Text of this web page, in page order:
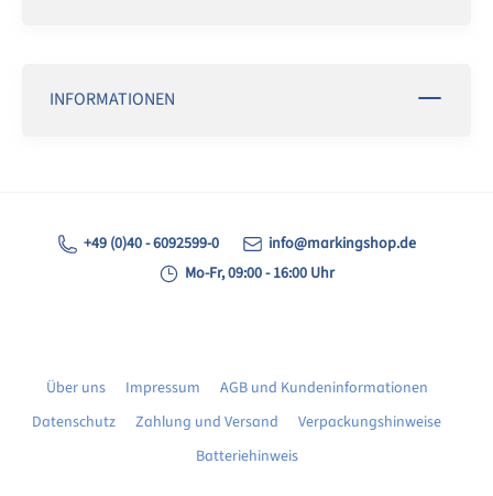
INFORMATIONEN
+49 (0)40 - 6092599-0
info@markingshop.de
Mo-Fr, 09:00 - 16:00 Uhr
Über uns Impressum
AGB und Kundeninformationen
Datenschutz
Zahlung und Versand
Verpackungshinweise
Batteriehinweis